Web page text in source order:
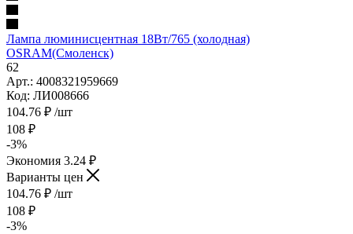
Лампа люминисцентная 18Вт/765 (холодная)
OSRАМ(Смоленск)
62
Арт.: 4008321959669
Код: ЛИ008666
104.76 ₽ /шт
108 ₽
-3%
Экономия 3.24 ₽
Варианты цен
104.76 ₽ /шт
108 ₽
-3%